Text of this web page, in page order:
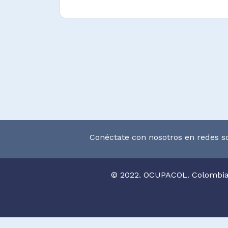
distribución durante la jornada de
Llevar documentación y
Conéctate con nosotros en redes
© 2022. OCUPACOL.